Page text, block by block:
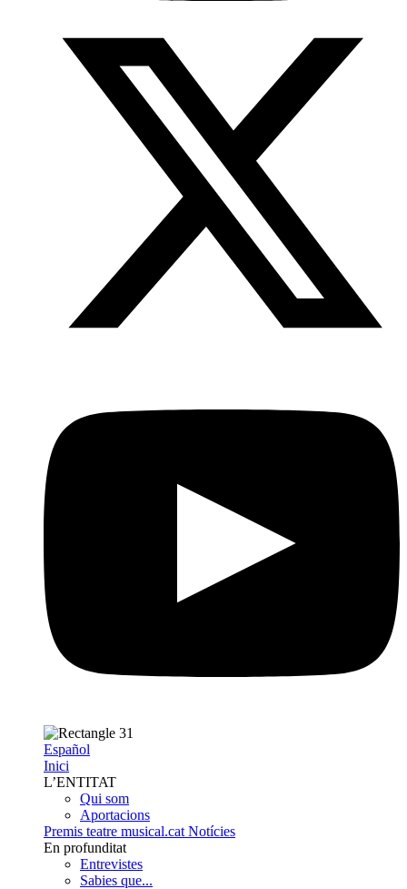
Español
Inici
L’ENTITAT
Qui som
Aportacions
Premis teatre musical.cat Notícies
En profunditat
Entrevistes
Sabies que...